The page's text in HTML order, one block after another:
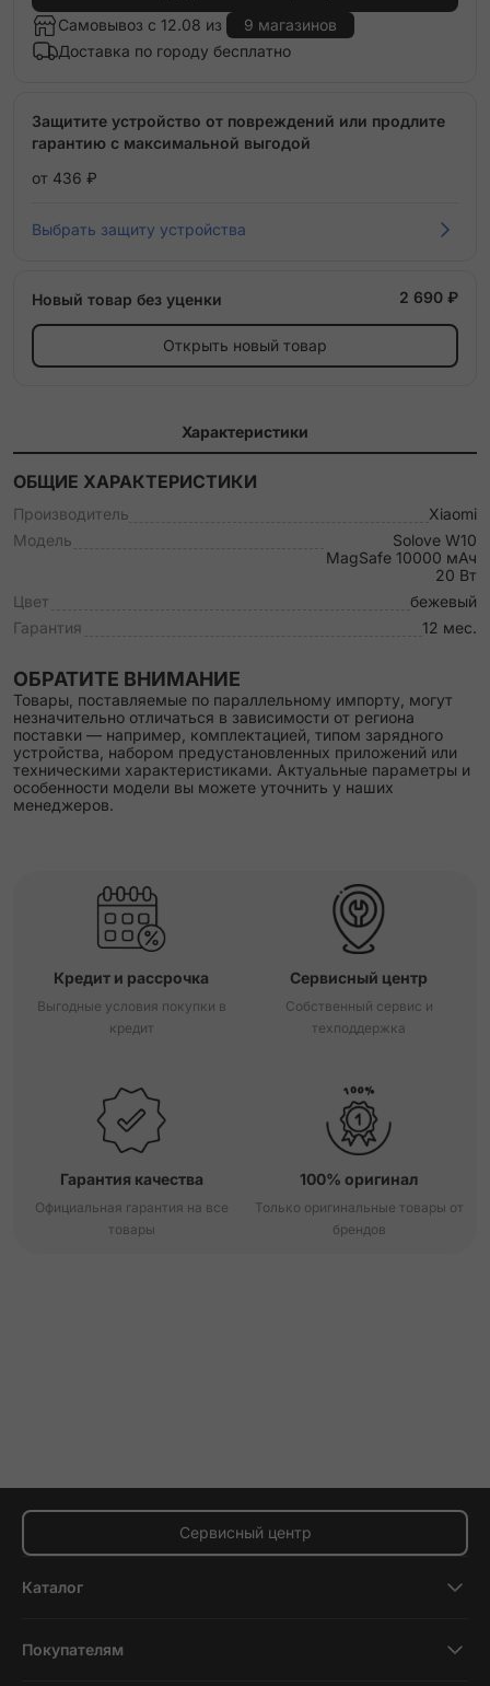
Самовывоз с 12.08 из
9 магазинов
Доставка по городу бесплатно
Защитите устройство от повреждений или продлите
гарантию с максимальной выгодой
от 436 ₽
Выбрать защиту устройства
Новый товар без уценки 2 690 ₽
Открыть новый товар
Характеристики
ОБЩИЕ ХАРАКТЕРИСТИКИ
Производитель
Xiaomi
Модель
Solove W10
MagSafe 10000 мАч
20 Вт
Цвет
бежевый
Гарантия
12 мес.
ОБРАТИТЕ ВНИМАНИЕ
Товары, поставляемые по параллельному импорту, могут
незначительно отличаться в зависимости от региона
поставки — например, комплектацией, типом зарядного
устройства, набором предустановленных приложений или
техническими характеристиками. Актуальные параметры и
особенности модели вы можете уточнить у наших
менеджеров.
Кредит и рассрочка
Выгодные условия покупки в
кредит
Сервисный центр
Собственный сервис и
техподдержка
Гарантия качества
Официальная гарантия на все
товары
100% оригинал
Только оригинальные товары от
брендов
Сервисный центр
Каталог
Планшеты
Покупателям